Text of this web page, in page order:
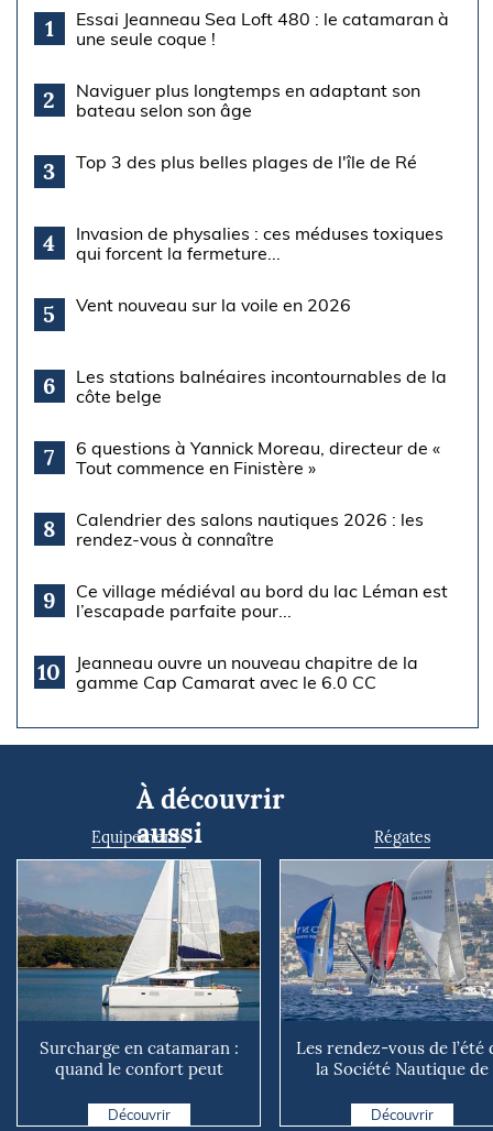
1
Essai Jeanneau Sea Loft 480 : le catamaran à
une seule coque !
2
Naviguer plus longtemps en adaptant son
bateau selon son âge
3 Top 3 des plus belles plages de l'île de Ré
4
Invasion de physalies : ces méduses toxiques
qui forcent la fermeture...
5 Vent nouveau sur la voile en 2026
6
Les stations balnéaires incontournables de la
côte belge
7
6 questions à Yannick Moreau, directeur de «
Tout commence en Finistère »
8
Calendrier des salons nautiques 2026 : les
rendez-vous à connaître
9
Ce village médiéval au bord du lac Léman est
l’escapade parfaite pour...
10
Jeanneau ouvre un nouveau chapitre de la
gamme Cap Camarat avec le 6.0 CC
À découvrir
aussi
Equipements
Surcharge en catamaran :
quand le confort peut
Découvrir
Régates
Les rendez-vous de l’été
la Société Nautique de
Découvrir